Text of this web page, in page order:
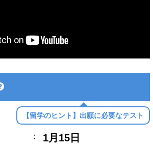
【留学のヒント】出願に必要なテスト
： 1月15日